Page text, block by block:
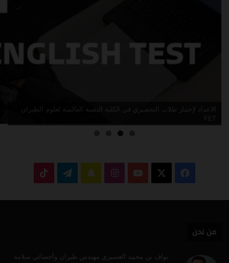
فيسبوك ‫YouTubeانستقرامسناب تيلقرام
من نحن
نواف بن محمد العسيري مهندس طيران وأخصائي سلامة